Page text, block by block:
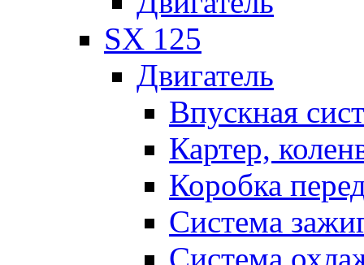
SX 125
Двигатель
Впускная
Картер,
Коробка
Система
Система